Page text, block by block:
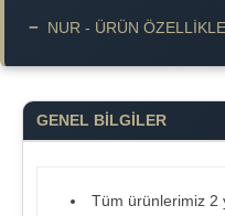
− NUR - ÜRÜN
GENEL BİLGİLER
Tüm ürünlerimiz 2